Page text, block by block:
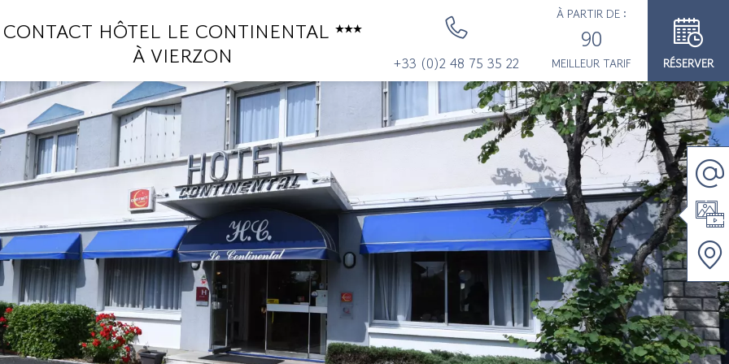
CONTACT HÔTEL LE CONTINENTAL
À VIERZON
+33 (0)2 48 75 35 22
À PARTIR DE :
90
MEILLEUR TARIF RÉSERVER